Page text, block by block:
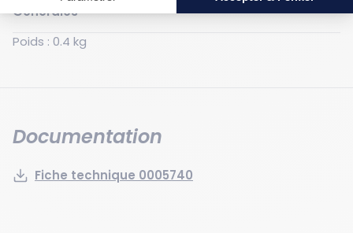
Générales
Poids : 0.4 kg
Documentation
Fiche technique 0005740